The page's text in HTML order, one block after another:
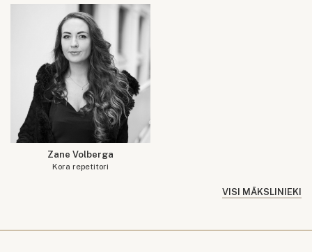
Zane Volberga
Kora repetitori
VISI MĀKSLINIEKI